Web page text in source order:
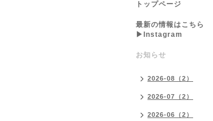
トップページ
最新の情報はこちら
▶︎Instagram
お知らせ
2026-08（2）
2026-07（2）
2026-06（2）